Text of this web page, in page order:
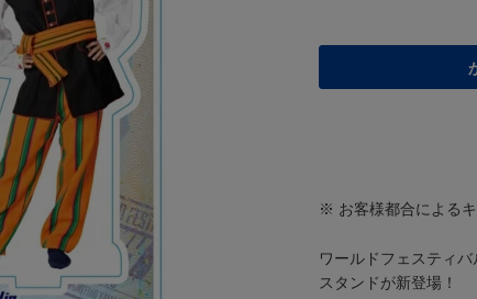
※ お客様都合による
ワールドフェスティ
スタンドが新登場！